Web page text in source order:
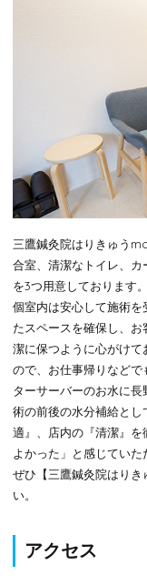
三鷹鍼灸院はりきゅう
合室、清潔なトイレ、
を3つ用意しております。
個室内は安心して施術
たスペースを確保し、
潔に保つように心がけ
ので、お仕事帰りなど
ターサーバーのお水に
術の前後の水分補給と
適』、店内の『清潔』
よかった」と感じていた
ぜひ【三鷹鍼灸院はり
い。
アクセス